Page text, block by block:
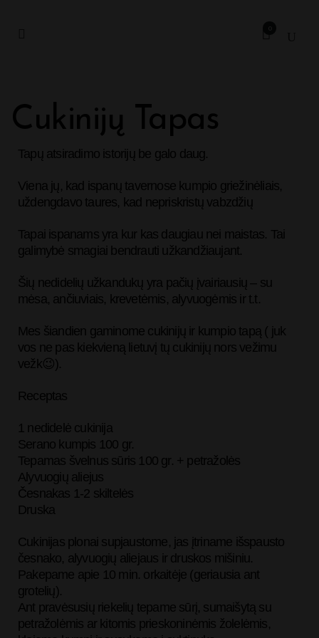
Cukinijų Tapas
Tapų atsiradimo istorijų be galo daug.
Viena jų, kad ispanų tavernose kumpio griežinėliais,
uždengdavo taures, kad nepriskristų vabzdžių
Tapai ispanams yra kur kas daugiau nei maistas. Tai
galimybė smagiai bendrauti užkandžiaujant.
Šių nedidelių užkandukų yra pačių įvairiausių – su
mėsa, ančiuviais, krevetėmis, alyvuogėmis ir t.t.
Mes šiandien gaminome cukinijų ir kumpio tapą ( juk
vos ne pas kiekvieną lietuvį tų cukinijų nors vežimu
vežk😉).
Receptas
1 nedidelė cukinija
Serano kumpis 100 gr.
Tepamas švelnus sūris 100 gr. + petražolės
Alyvuogių aliejus
Česnakas 1-2 skiltelės
Druska
Cukinijas plonai supjaustome, jas įtriname išspausto
česnako, alyvuogių aliejaus ir druskos mišiniu.
Pakepame apie 10 min. orkaitėje (geriausia ant
grotelių).
Ant pravėsusių riekelių tepame sūrį, sumaišytą su
petražolėmis ar kitomis prieskoninėmis žolelėmis,